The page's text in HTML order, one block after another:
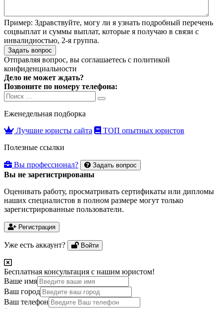
Пример: Здравствуйте, могу ли я узнать подробный перечень
соцвыплат и суммы выплат, которые я получаю в связи с
инвалидностью, 2-я группа.
Задать вопрос
Отправляя вопрос, вы соглашаетесь с политикой
конфиденциальности
Дело не может ждать?
Позвоните по номеру телефона:
Search
for:
Search
Еженедельная подборка
Лучшие юристы сайта
ТОП опытных юристов
Полезные ссылки
Вы профессионал? Задать вопрос
Вы не зарегистрированы
Оценивать работу, просматривать сертификаты или дипломы
наших специалистов в полном размере могут только
зарегистрированные пользователи.
Регистрация
Уже есть аккаунт? Войти
Бесплатная консультация с нашим юристом!
Ваше имя
Ваш город
Ваш телефон